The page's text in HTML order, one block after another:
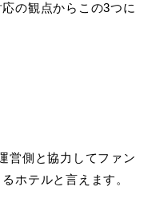
の観点からこの3つに
営側と協力してファン
ホテルと言えます。